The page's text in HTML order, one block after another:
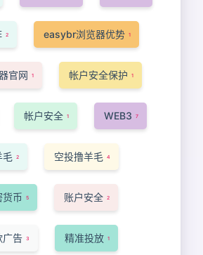
2 easybr浏览器优势 1
官网 1 帐户安全保护 1
帐户安全 1 WEB3 7
毛 2 空投撸羊毛 4
货币 5 账户安全 2
广告 3 精准投放 1